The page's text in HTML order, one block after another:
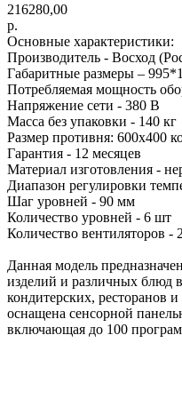
216280,00
р.
Основные характеристики:
Производитель - Восход
Габаритные размеры –
Потребляемая мощность
Напряжение сети - 380 В
Масса без упаковки - 140 кг
Размер противня: 600х400
Гарантия - 12 месяцев
Материал изготовления -
Диапазон регулировки
Шаг уровней - 90 мм
Количество уровней - 6 шт
Количество вентиляторов -
Данная модель
изделий и различных блюд
кондитерских, ресторанов
оснащена сенсорной
включающая до 100